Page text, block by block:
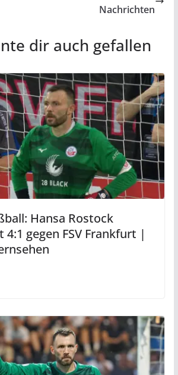
Nachrichten
dir auch gefallen
Hansa Rostock
gegen FSV Frankfurt |